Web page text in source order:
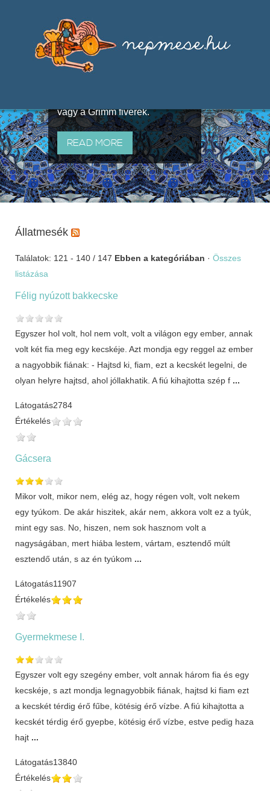
útján terjedő elbeszélésekből,
melyeket olyan ismert gyűjtők
állítottak össze, mint Benedek
vagy a Grimm fivérek.
READ MORE
Állatmesék
Találatok: 121 - 140 / 147 Ebben a kategóriában · Összes
listázása
Félig nyúzott bakkecske
Egyszer hol volt, hol nem volt, volt a világon egy ember, annak
volt két fia meg egy kecskéje. Azt mondja egy reggel az ember
a nagyobbik fiának: - Hajtsd ki, fiam, ezt a kecskét legelni, de
olyan helyre hajtsd, ahol jóllakhatik. A fiú kihajtotta szép f ...
Látogatás2784
Értékelés
Gácsera
Mikor volt, mikor nem, elég az, hogy régen volt, volt nekem
egy tyúkom. De akár hiszitek, akár nem, akkora volt ez a tyúk,
mint egy sas. No, hiszen, nem sok hasznom volt a
nagyságában, mert hiába lestem, vártam, esztendő múlt
esztendő után, s az én tyúkom ...
Látogatás11907
Értékelés
Gyermekmese I.
Egyszer volt egy szegény ember, volt annak három fia és egy
kecskéje, s azt mondja legnagyobbik fiának, hajtsd ki fiam ezt
a kecskét térdig érő fűbe, kötésig érő vízbe. A fiú kihajtotta a
kecskét térdig érő gyepbe, kötésig érő vízbe, estve pedig haza
hajt ...
Látogatás13840
Értékelés